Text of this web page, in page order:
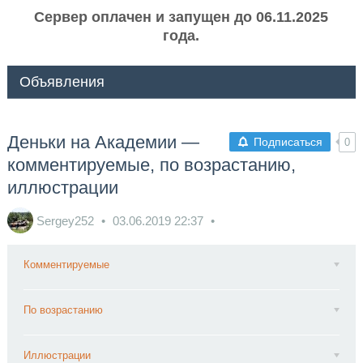
Сервер оплачен и запущен до 06.11.2025
года.
Объявления
Подписаться 0
Деньки на Академии —
комментируемые, по возрастанию,
иллюстрации
Sergey252 03.06.2019 22:37
Комментируемые
По возрастанию
Иллюстрации